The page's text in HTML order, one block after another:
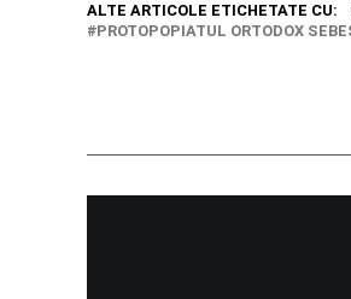
ALTE ARTICOLE ETICHETATE CU:
PROTOPOPIATUL ORTODOX